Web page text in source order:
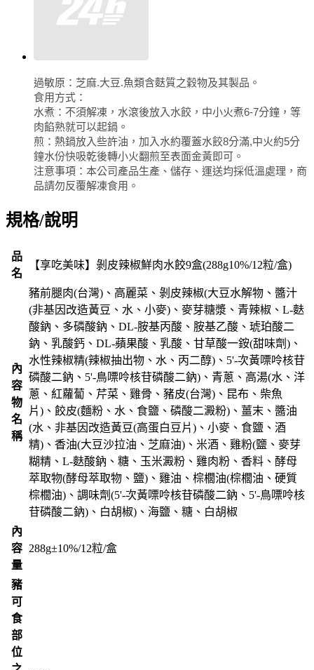
過敏原：芝麻.大豆.魚類含麩質之穀物及其製品。
食用方式：
水煮：不須解凍，水滾後放入水餃，中小火煮6-7分鐘，等
肉餡熟就可以起鍋。
煎：熱鍋放入些許油，加入水約覆蓋水餃8分滿,中火約5分
鐘水份快吸乾後轉小火翻煎至表面金黃即可。
注意事項：本公司產品生產、儲存、運送均採低溫處理，商
品請勿反覆解凍食用。
規格/說明
品
名
【享吃美味】剝皮辣椒鮮肉水餃9盒(288g10%/12粒/盒)
內
容
物
名
稱
豬前腿肉(台灣)、高麗菜、剝皮辣椒(大豆水解物、醬汁
(非基因改造黃豆、水、小麥)、麥芽糖漿、青辣椒、L-麩
酸鈉、多磷酸鈉、DL-胺基丙酸、胺基乙酸、琥珀酸二
鈉、乳酸鈣、DL-蘋果酸、乳酸、甘草酸一銨(甜味劑)、
水性辣椒精(辣椒抽出物、水、丙二醇)、5'-次黃嘌呤核苷
磷酸二鈉、5'-鳥嘌呤核苷磷酸二鈉)、青蔥、高湯(水、洋
蔥、紅蘿蔔、芹菜、雞骨、豬皮(台灣)、昆布、柴魚
片)、餃皮(麵粉、水、食鹽、磷酸二澱粉)、薑末、醬油
(水、非基因改造黃豆(高蛋白豆片)、小麥、食鹽、酒
精)、香油(大豆沙拉油、芝麻油)、米酒、雞粉(鹽、麥芽
糊精、L-麩酸鈉、糖、玉米澱粉、雞肉粉、香料、酵母
萃取物(酵母萃取物、鹽)、雞油、棕櫚油(棕櫚油、硬質
棕櫚油)、調味劑(5'-次黃嘌呤核苷磷酸二鈉、5'-鳥嘌呤核
苷磷酸二鈉)、白胡椒)、海鹽、糖、白胡椒
內
容
量
288g±10%/12粒/盒
豬
可
食
部
位